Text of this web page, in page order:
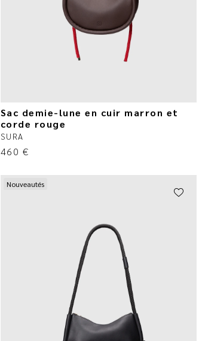
Sac demie-lune en cuir marron et
corde rouge
SURA
460 €
Nouveautés